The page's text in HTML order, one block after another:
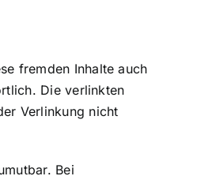
fremden Inhalte auch
Die verlinkten
Verlinkung nicht
Bei